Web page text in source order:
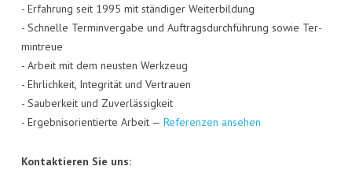
- Erfah­rung seit 1995 mit stän­di­ger Wei­ter­bil­dung
- Schnel­le Ter­min­ver­ga­be und Auf­trags­durch­füh­rung sowie Ter­
min­treue
- Arbeit mit dem neus­ten Werk­zeug
- Ehr­lich­keit, Inte­gri­tät und Ver­trau­en
- Sau­ber­keit und Zuver­läs­sig­keit
- Ergeb­nis­ori­en­tier­te Arbeit — Refe­ren­zen ansehen
Kon­tak­tie­ren Sie uns: